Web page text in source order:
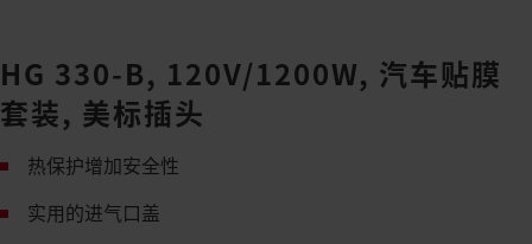
HG 330-B, 120V/1200W, 汽车贴膜
套装, 美标插头
热保护增加安全性
实用的进气口盖